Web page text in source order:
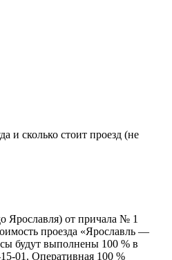
и сколько стоит проезд (не
Ярославля) от причала № 1
проезда «Ярославль —
будут выполнены 100 % в
01. Оперативная 100 %